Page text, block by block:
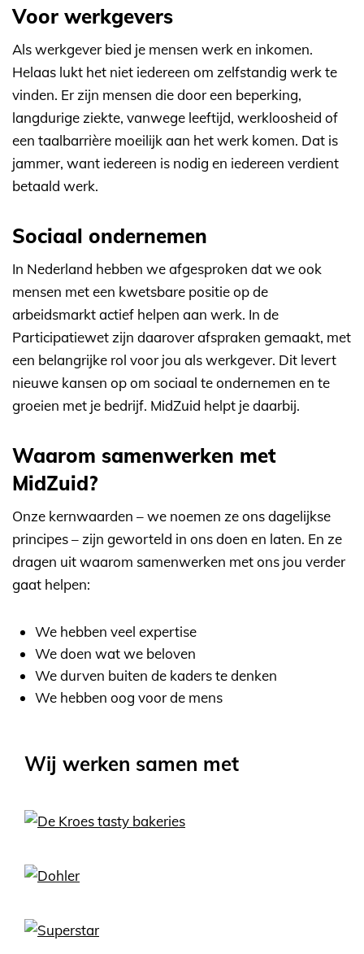
Voor werkgevers
Als werkgever bied je mensen werk en inkomen.
Helaas lukt het niet iedereen om zelfstandig werk te
vinden. Er zijn mensen die door een beperking,
langdurige ziekte, vanwege leeftijd, werkloosheid of
een taalbarrière moeilijk aan het werk komen. Dat is
jammer, want iedereen is nodig en iedereen verdient
betaald werk.
Sociaal ondernemen
In Nederland hebben we afgesproken dat we ook
mensen met een kwetsbare positie op de
arbeidsmarkt actief helpen aan werk. In de
Participatiewet zijn daarover afspraken gemaakt, met
een belangrijke rol voor jou als werkgever. Dit levert
nieuwe kansen op om sociaal te ondernemen en te
groeien met je bedrijf. MidZuid helpt je daarbij.
Waarom samenwerken met
MidZuid?
Onze kernwaarden – we noemen ze ons dagelijkse
principes – zijn geworteld in ons doen en laten. En ze
dragen uit waarom samenwerken met ons jou verder
gaat helpen:
We hebben veel expertise
We doen wat we beloven
We durven buiten de kaders te denken
We hebben oog voor de mens
Wij werken samen met